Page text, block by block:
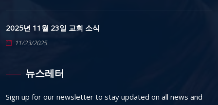
2025년 11월 23일 교회 소식
11/23/2025
뉴스레터
Sign up for our newsletter to stay updated on all news and